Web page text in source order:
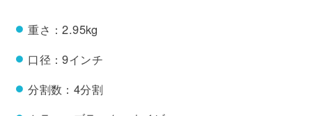
重さ：2.95kg
口径：9インチ
分割数：4分割